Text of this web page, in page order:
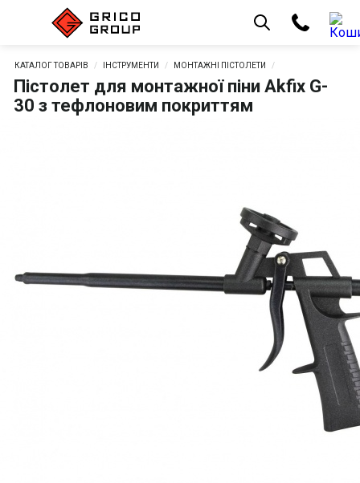
КАТАЛОГ ТОВАРІВ ІНСТРУМЕНТИ МОНТАЖНІ ПІСТОЛЕТИ
Пістолет для монтажної піни Akfix G-
30 з тефлоновим покриттям